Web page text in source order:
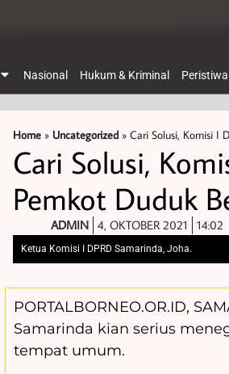
Nasional Hukum & Kriminal Peristiwa
Home » Uncategorized » Cari Solusi, Komisi I
Cari Solusi,
Pemkot Duduk
ADMIN 4, OKTOBER 2021 14:02
Ketua Komisi I DPRD Samarinda, Joha.
PORTALBORNEO.OR.ID,
Samarinda kian serius
tempat umum.